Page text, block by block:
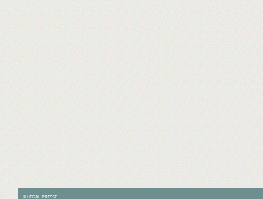
ILLEGAL PRESSE